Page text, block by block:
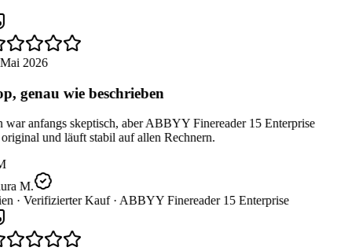
2026
genau wie beschrieben
anfangs skeptisch, aber ABBYY Finereader 15 Enterprise
und läuft stabil auf allen Rechnern.
M.
· Verifizierter Kauf ·ABBYY Finereader 15 Enterprise